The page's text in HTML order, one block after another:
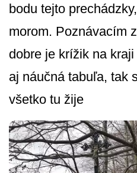
bodu tejto
morom. Poznávacím
dobre je krížik na
aj náučná tabuľa, tak
všetko tu žije